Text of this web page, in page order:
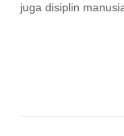
juga disiplin